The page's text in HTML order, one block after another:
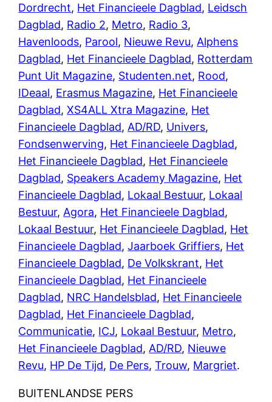
Dordrecht, Het Financieele Dagblad, Leidsch
Dagblad, Radio 2, Metro, Radio 3,
Havenloods, Parool, Nieuwe Revu, Alphens
Dagblad, Het Financieele Dagblad, Rotterdam
Punt Uit Magazine, Studenten.net, Rood,
IDeaal, Erasmus Magazine, Het Financieele
Dagblad,XS4ALL Xtra Magazine, Het
Financieele Dagblad, AD/RD, Univers,
Fondsenwerving, Het Financieele Dagblad,
Het Financieele Dagblad, Het Financieele
Dagblad, Speakers Academy Magazine, Het
Financieele Dagblad, Lokaal Bestuur, Lokaal
Bestuur, Agora, Het Financieele Dagblad,
Lokaal Bestuur, Het Financieele Dagblad, Het
Financieele Dagblad,Jaarboek Griffiers, Het
Financieele Dagblad, De Volkskrant, Het
Financieele Dagblad, Het Financieele
Dagblad, NRC Handelsblad, Het Financieele
Dagblad, Het Financieele Dagblad,
Communicatie, ICJ, Lokaal Bestuur, Metro,
Het Financieele Dagblad, AD/RD, Nieuwe
Revu, HP De Tijd, De Pers,Trouw, Margriet.
BUITENLANDSE PERS